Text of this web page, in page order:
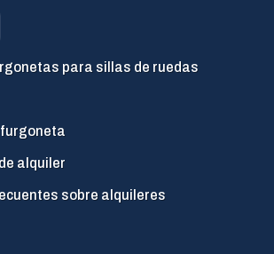
para sillas de ruedas
alquiler
sobre alquileres